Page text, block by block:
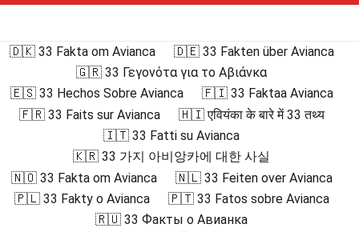
🇩🇰 33 Fakta om Avianca
🇩🇪 33 Fakten über Avianca
🇬🇷 33 Γεγονότα για το Αβιάνκα
🇪🇸 33 Hechos Sobre Avianca
🇫🇮 33 Faktaa Avianca
🇫🇷 33 Faits sur Avianca
🇭🇮 एवियंका के बारे में 33 तथ्य
🇮🇹 33 Fatti su Avianca
🇰🇷 33 가지 아비앙카에 대한 사실
🇳🇴 33 Fakta om Avianca
🇳🇱 33 Feiten over Avianca
🇵🇱 33 Fakty o Avianca
🇵🇹 33 Fatos sobre Avianca
🇷🇺 33 Факты о Авианка